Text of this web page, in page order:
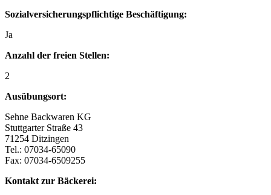
Sozialversicherungspflichtige Beschäftigung:
Ja
Anzahl der freien Stellen:
2
Ausübungsort:
Sehne Backwaren KG
Stuttgarter Straße 43
71254 Ditzingen
Tel.: 07034-65090
Fax: 07034-6509255
Kontakt zur Bäckerei: